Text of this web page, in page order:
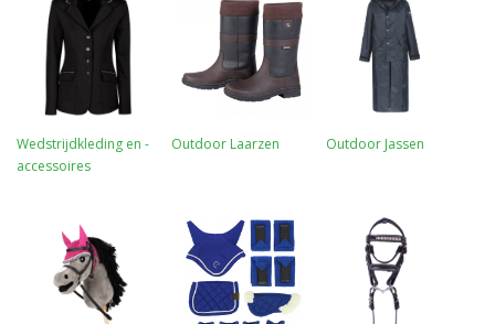
Wedstrijdkleding en -
accessoires
Outdoor Laarzen Outdoor Jassen